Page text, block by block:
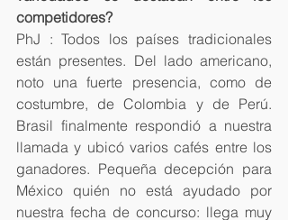
competidores?
PhJ : Todos los países tradicionales
están presentes. Del lado americano,
noto una fuerte presencia, como de
costumbre, de Colombia y de Perú.
Brasil finalmente respondió a nuestra
llamada y ubicó varios cafés entre los
ganadores. Pequeña decepción para
México quién no está ayudado por
nuestra fecha de concurso: llega muy